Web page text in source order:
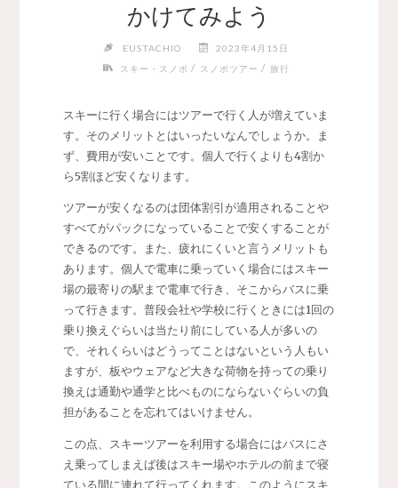
かけてみよう
EUSTACHIO
2023年4月15日
スキー・スノボ / スノボツアー / 旅行
スキーに行く場合にはツアーで行く人が増えていま
す。 そのメリットとはいったいなんでしょうか。ま
ず、費用が安いことです。個人で行くよりも4割か
ら5割ほど安くなります。
ツアーが安くなるのは団体割引が適用されることや
すべてがパックになっていることで安くすることが
できるのです。また、疲れにくいと言うメリットも
あります。個人で電車に乗っていく場合にはスキー
場の最寄りの駅まで電車で行き、そこからバスに乗
って行きます。普段会社や学校に行くときには1回の
乗り換えぐらいは当たり前にしている人が多いの
で、それくらいはどうってことはないという人もい
ますが、板やウェアなど大きな荷物を持っての乗り
換えは通勤や通学と比べものにならないぐらいの負
担があることを忘れてはいけません。
この点、スキーツアーを利用する場合にはバスにさ
え乗ってしまえば後はスキー場やホテルの前まで寝
ている間に連れて行ってくれます。このようにスキ